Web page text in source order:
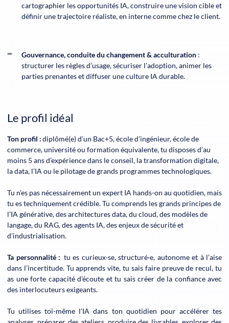
cartographier les opportunités IA, construire une vision cible et
définir une trajectoire réaliste, en interne comme chez le client.
Gouvernance, conduite du changement & acculturation :
structurer les règles d’usage, sécuriser l’adoption, animer les
parties prenantes et diffuser une culture IA durable.
Le profil idéal
Ton profil :diplômé(e) d’un Bac+5, école d’ingénieur, école de
commerce, université ou formation équivalente, tu disposes d’au
moins 5 ans d’expérience dans le conseil, la transformation digitale,
la data, l’IA ou le pilotage de grands programmes technologiques.
Tu n’es pas nécessairement un expert IA hands-on au quotidien, mais
tu es techniquement crédible. Tu comprends les grands principes de
l’IA générative, des architectures data, du cloud, des modèles de
langage, du RAG, des agents IA, des enjeux de sécurité et
d’industrialisation.
Ta personnalité : tu es curieux·se, structuré·e, autonome et à l’aise
dans l’incertitude. Tu apprends vite, tu sais faire preuve de recul, tu
as une forte capacité d’écoute et tu sais créer de la confiance avec
des interlocuteurs exigeants.
Tu utilises toi-même l’IA dans ton quotidien pour accélérer tes